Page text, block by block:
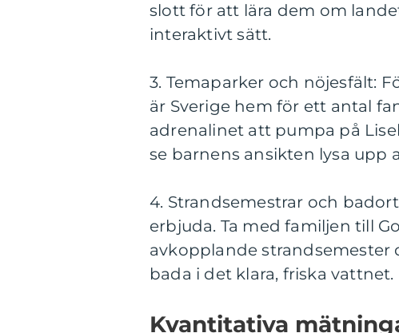
slott för att lära dem om
interaktivt sätt.
3. Temaparker och nöjesfält:
är Sverige hem för ett antal
adrenalinet att pumpa på
se barnens ansikten lysa upp
4. Strandsemestrar och
erbjuda. Ta med familjen till
avkopplande
bada i det klara, friska vattnet.
Kvantitativa